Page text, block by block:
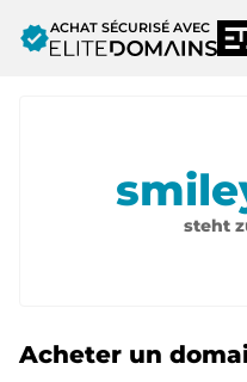
verifiedACHAT SÉCURISÉ AVEC
steht
Acheter un